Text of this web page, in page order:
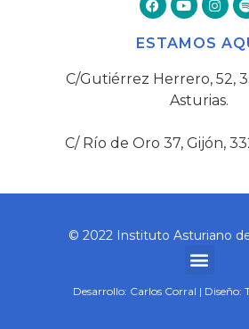
ESTAMOS
C/Gutiérrez Herrero, 52,
Asturias.
C/ Río de Oro 37, Gijón,
© 2022 Instituto Asturiano
Desarrollo: Carlos Corral | Diseño: